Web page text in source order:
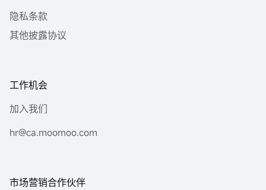
隐私条款
其他披露协议
工作机会
加入我们
hr@ca.moomoo.com
市场营销合作伙伴